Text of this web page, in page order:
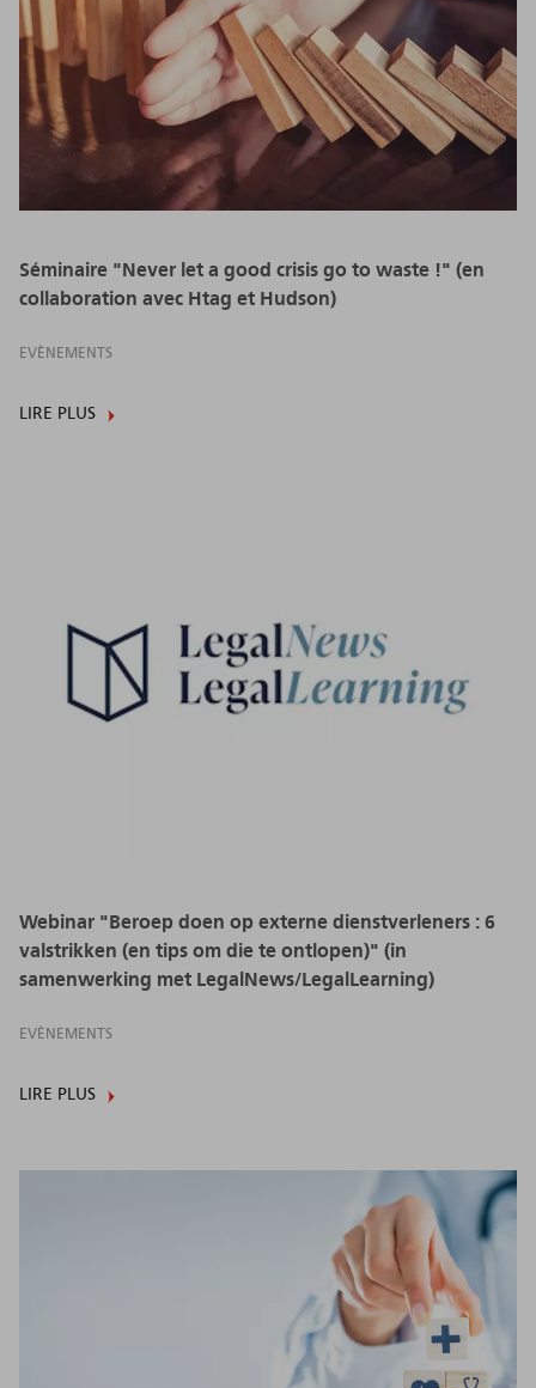
Séminaire "Never let a good crisis go to waste !" (en
collaboration avec Htag et Hudson)
EVÈNEMENTS
LIRE PLUS
Webinar "Beroep doen op externe dienstverleners : 6
valstrikken (en tips om die te ontlopen)" (in
samenwerking met LegalNews/LegalLearning)
EVÈNEMENTS
LIRE PLUS